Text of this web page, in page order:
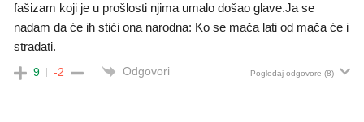
fašizam koji je u prošlosti njima umalo došao glave.Ja se
nadam da će ih stići ona narodna: Ko se mača lati od mača će i
stradati.
9 -2 Odgovori Pogledaj odgovore (8)